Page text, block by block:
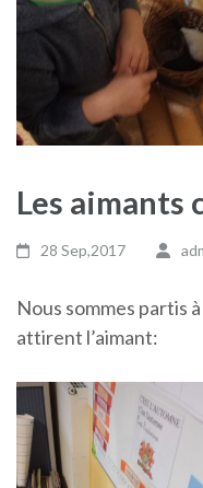
Les aimants
28 Sep,2017
Nous sommes partis
attirent l’aimant: